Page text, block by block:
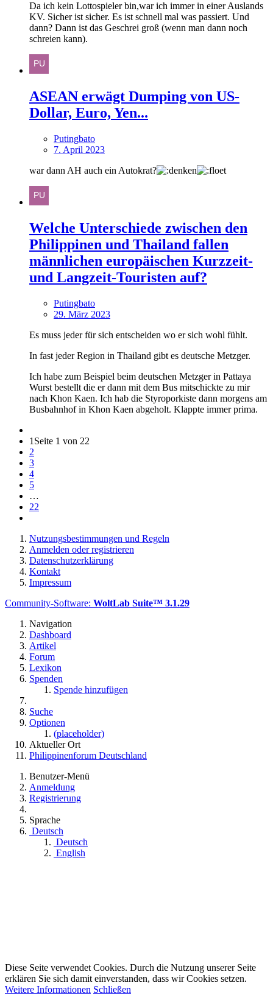
Da ich kein Lottospieler bin,war ich immer in einer Auslands
KV. Sicher ist sicher. Es ist schnell mal was passiert. Und
dann? Dann ist das Geschrei groß (wenn man dann noch
schreien kann).
ASEAN erwägt Dumping von US-
Dollar, Euro, Yen...
Putingbato
7. April 2023
war dann AH auch ein Autokrat?
Welche Unterschiede zwischen den
Philippinen und Thailand fallen
männlichen europäischen Kurzzeit-
und Langzeit-Touristen auf?
Putingbato
29. März 2023
Es muss jeder für sich entscheiden wo er sich wohl fühlt.
In fast jeder Region in Thailand gibt es deutsche Metzger.
Ich habe zum Beispiel beim deutschen Metzger in Pattaya
Wurst bestellt die er dann mit dem Bus mitschickte zu mir
nach Khon Kaen. Ich hab die Styroporkiste dann morgens am
Busbahnhof in Khon Kaen abgeholt. Klappte immer prima.
1 Seite 1 von 22
2
3
4
5
…
22
Nutzungsbestimmungen und Regeln
Anmelden oder registrieren
Datenschutzerklärung
Kontakt
Impressum
Community-Software: WoltLab Suite™ 3.1.29
Navigation
Dashboard
Artikel
Forum
Lexikon
Spenden
Spende hinzufügen
Suche
Optionen
(placeholder)
Aktueller Ort
Philippinenforum Deutschland
Benutzer-Menü
Anmeldung
Registrierung
Sprache
Deutsch
Deutsch
English
Diese Seite verwendet Cookies. Durch die Nutzung unserer Seite
erklären Sie sich damit einverstanden, dass wir Cookies setzen.
Weitere Informationen Schließen